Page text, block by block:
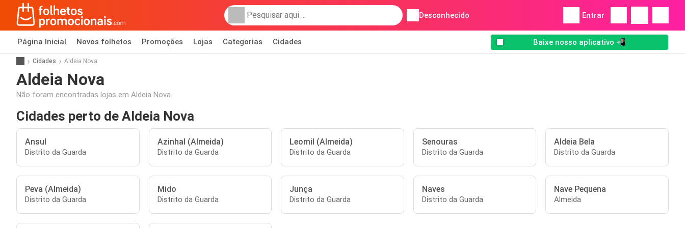
Desconhecido Entrar
Página Inicial Novos folhetos Promoções Lojas Categorias Cidades Baixe nosso aplicativo 📲
Cidades Aldeia Nova
Aldeia Nova
Não foram encontradas lojas em Aldeia Nova.
Cidades perto de Aldeia Nova
Ansul
Distrito da Guarda
Azinhal (Almeida)
Distrito da Guarda
Leomil (Almeida)
Distrito da Guarda
Senouras
Distrito da Guarda
Aldeia Bela
Distrito da Guarda
Peva (Almeida)
Distrito da Guarda
Mido
Distrito da Guarda
Junça
Distrito da Guarda
Naves
Distrito da Guarda
Nave Pequena
Almeida